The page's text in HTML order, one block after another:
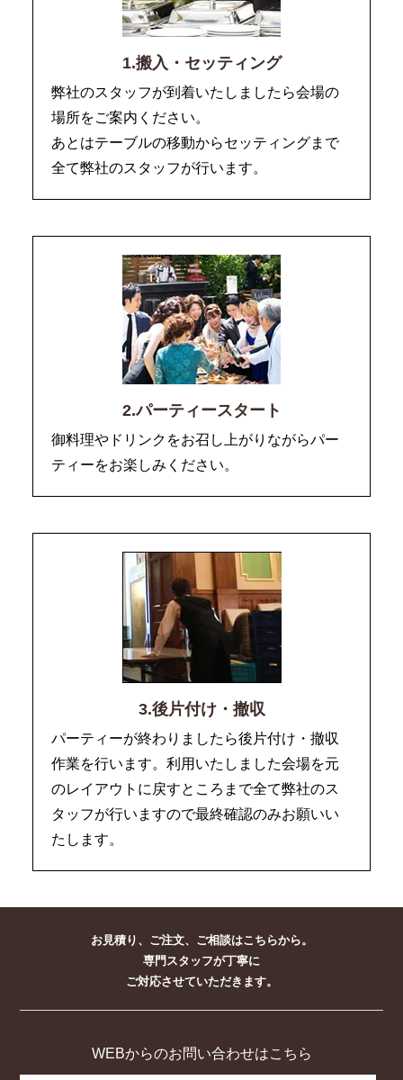
1.搬入・セッティング
弊社のスタッフが到着いたしましたら会場の
場所をご案内ください。
あとはテーブルの移動からセッティングまで
全て弊社のスタッフが行います。
2.パーティースタート
御料理やドリンクをお召し上がりながらパー
ティーをお楽しみください。
3.後片付け・撤収
パーティーが終わりましたら後片付け・撤収
作業を行います。利用いたしました会場を元
のレイアウトに戻すところまで全て弊社のス
タッフが行いますので最終確認のみお願いい
たします。
お見積り、ご注文、ご相談はこちらから。
専門スタッフが丁寧に
ご対応させていただきます。
WEBからのお問い合わせはこちら